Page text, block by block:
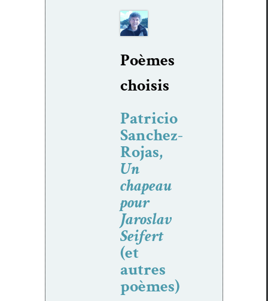
Poèmes
choisis
Patricio
Sanchez-
Rojas,
Un
chapeau
pour
Jaroslav
Seifert
(et
autres
poèmes)